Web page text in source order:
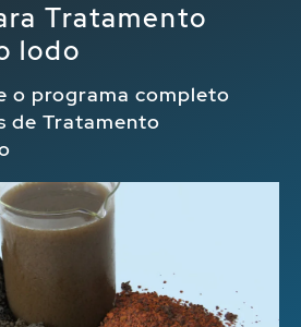
Tratamento
lodo
o programa completo
de Tratamento